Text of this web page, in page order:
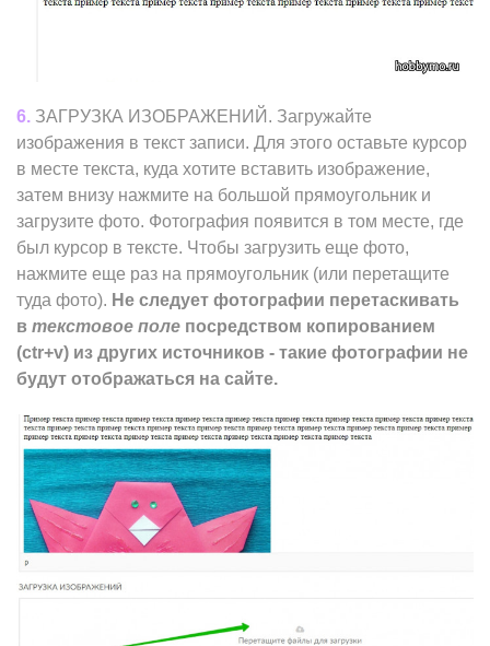
6. ЗАГРУЗКА ИЗОБРАЖЕНИЙ. Загружайте
изображения в текст записи. Для этого оставьте курсор
в месте текста, куда хотите вставить изображение,
затем внизу нажмите на большой прямоугольник и
загрузите фото. Фотография появится в том месте, где
был курсор в тексте. Чтобы загрузить еще фото,
нажмите еще раз на прямоугольник (или перетащите
туда фото). Не следует фотографии перетаскивать
в текстовое поле посредством копированием
(ctr+v) из других источников - такие фотографии не
будут отображаться на сайте.